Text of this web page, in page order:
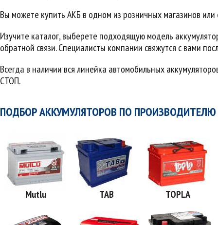
Вы можете купить АКБ в одном из розничных магазинов или
Изучите каталог, выберете подходящую модель
обратной связи. Специалисты компании свяжутся с вами
Всегда в наличии вся линейка автомобильных
СТОП.
ПОДБОР АККУМУЛЯТОРОВ ПО ПРОИЗВОДИТЕЛЮ
Mutlu TAB TOPLA